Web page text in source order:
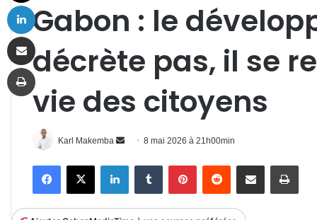
Gabon : le
décrète pas, il se
vie des citoyens
Karl Makemba
Envoyer
courriel
8 mai 2026 à 21h00min
FacebookX LinkedinTumblr PinterestReddit Partager par email
Imprimer